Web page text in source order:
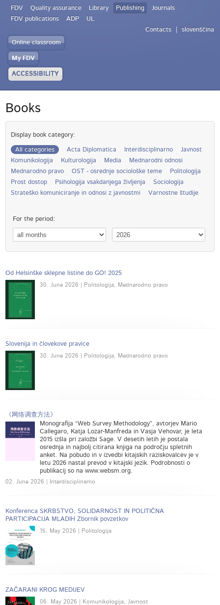
FDV Quality assurance Library Publishing
Journals
FDV publications
ADP
UL
Contacts
slovenščina
Online classroom
My FDV
ACCESSIBILITY
Books
Display book category:
All categories Acta Diplomatica Interdisciplinarno
Javnost
Komunikologija
Kulturologija Media
Mednarodni odnosi
Mednarodno pravo
OST - osrednje sociološke teme
Politologija
Prost dostop
Psihologija vsakdanjega življenja
Sociologija
Strateško komuniciranje in odnosi z javnostmi
Varnostne študije
For the period:
Od Helsinške sklepne listine do GO! 2025
30. June 2026 | Politologija, Mednarodno pravo
Slovenija in človekove pravice
30. June 2026 | Politologija, Mednarodno pravo
《网络调查方法》
Monografija “Web Survey Methodology”, avtorjev Mario
Callegaro, Katja Lozar-Manfreda in Vasja Vehovar, je leta
2015 izšla pri založbi Sage. V desetih letih je postala
osrednja in najbolj citirana knjiga na področju spletnih
anket. Na pobudo in v izvedbi kitajskih raziskovalcev je v
letu 2026 nastal prevod v kitajski jezik. Podrobnosti o
publikacij so na www.websm.org.
02. June 2026 | Interdisciplinarno
Konferenca SKRBSTVO, SOLIDARNOST IN POLITIČNA
PARTICIPACIJA MLADIH Zbornik povzetkov
15. May 2026 | Politologija
ZAČARANI KROG MEDIJEV
06. May 2026 | Komunikologija, Javnost